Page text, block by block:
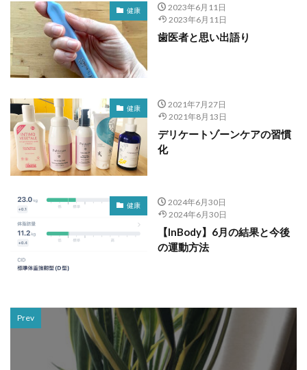
健康
2023年6月11日
2023年6月11日
歯医者と思い出語り
健康
2021年7月27日
2021年8月13日
デリケートゾーンケアの習慣
化
健康
2024年6月30日
2024年6月30日
【InBody】6月の結果と今後
の運動方法
Prev